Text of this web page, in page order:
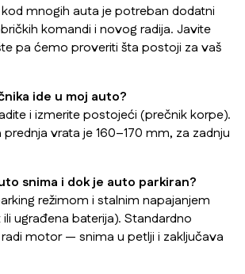
mnogih auta je potreban dodatni
komandi i novog radija. Javite
pa ćemo proveriti šta postoji za vaš
ide u moj auto?
i izmerite postojeći (prečnik korpe).
vrata je 160–170 mm, za zadnju
snima i dok je auto parkiran?
režimom i stalnim napajanjem
ugrađena baterija). Standardno
motor — snima u petlji i zaključava